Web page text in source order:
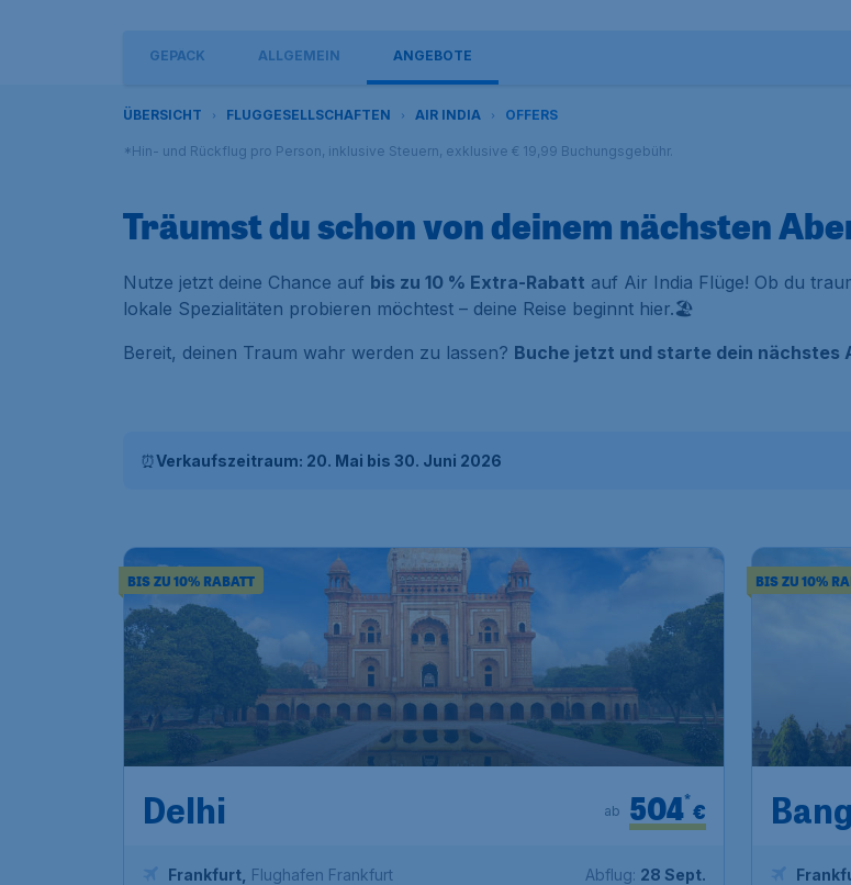
GEPÄCK ALLGEMEIN ANGEBOTE
ÜBERSICHT FLUGGESELLSCHAFTEN AIR INDIA OFFERS
*Hin- und Rückflug pro Person, inklusive Steuern, exklusive € 19,99 Buchungsgebühr.
Träumst du schon von deinem nächsten
Nutze jetzt deine Chance auf bis zu 10 % Extra-Rabatt auf Air India Flüge! Ob du
lokale Spezialitäten probieren möchtest – deine Reise beginnt hier.🏖️
Bereit, deinen Traum wahr werden zu lassen? Buche jetzt und starte dein nächstes
⏰Verkaufszeitraum: 20. Mai bis 30. Juni 2026
BIS ZU 10% RABATT
Delhi €
504*
ab
Frankfurt Flughafen Frankfurt
Abflug: 28 Sept.
BIS ZU 10%